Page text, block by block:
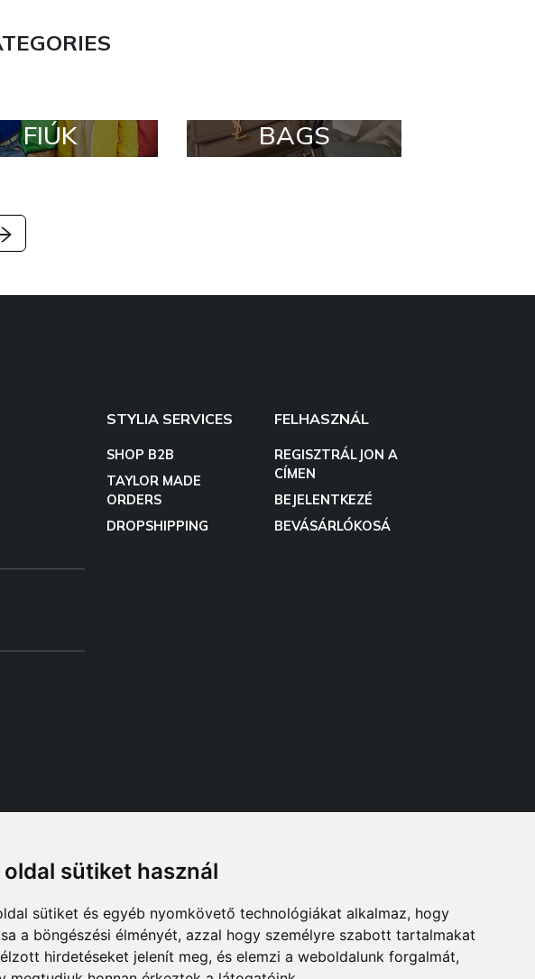
oldal sütiket használ
sütiket és egyéb nyomkövető technológiákat alkalmaz, hogy
a böngészési élményét, azzal hogy személyre szabott tartalmakat
hirdetéseket jelenít meg, és elemzi a weboldalunk forgalmát,
FIÚK BAGS
STYLIA SERVICES
SHOP B2B
TAYLOR MADE
ORDERS
DROPSHIPPING
FELHASZNÁL
REGISZTRÁLJON A
CÍMEN
BEJELENTKEZÉ
BEVÁSÁRLÓKOSÁ